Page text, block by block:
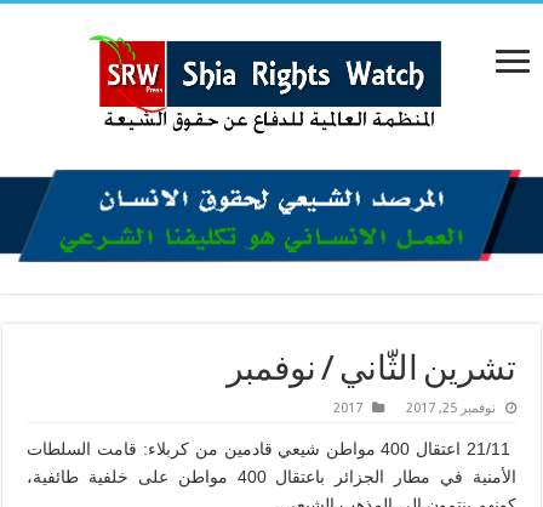
تشرين الثّاني / نوفمبر
نوفمبر 25, 2017 2017
21/11 اعتقال 400 مواطن شيعي قادمين من كربلاء: قامت السلطات
الأمنية في مطار الجزائر باعتقال 400 مواطن على خلفية طائفية،